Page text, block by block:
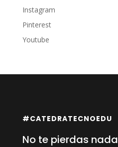
Instagram
Pinterest
Youtube
#CATEDRATECNOEDU
No te pierdas nada